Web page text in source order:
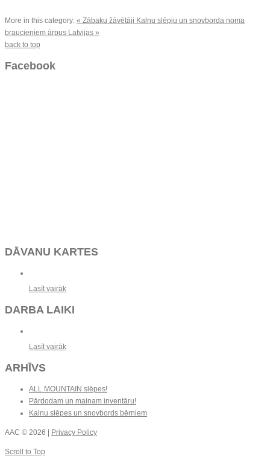
More in this category: « Zābaku žāvētāji Kalnu slēpju un snovborda noma
braucieniem ārpus Latvijas »
back to top
Facebook
DĀVANU KARTES
Lasīt vairāk
DARBA LAIKI
Lasīt vairāk
ARHĪVS
ALL MOUNTAIN slēpes!
Pārdodam un mainam inventāru!
Kalnu slēpes un snovbords bērniem
AAC © 2026 | Privacy Policy
Scroll to Top